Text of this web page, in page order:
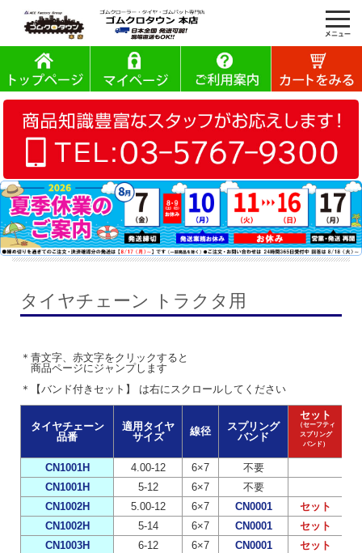
タイヤチェーン トラクタ用
＊青文字、赤文字をクリックすると
商品ページにジャンプします
＊【バンド付きセット】 は右にスクロールしてください
タイヤチェーン
品番
適用タイヤ
サイズ
線径
スプリング
バンド
セット
（セーフティ
スプリング
バンド）
CN1001H 4.00-12 6×7
不要
CN1001H
5-12 6×7
不要
CN1002H
5.00-12 6×7 CN0001
セット
CN1002H
5-14 6×7 CN0001
セット
CN1003H
6-12 6×7 CN0001 セット